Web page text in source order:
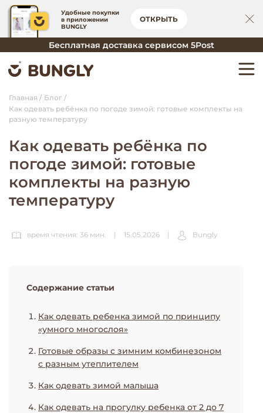
Удобные покупки
в приложении
BUNGLY
ОТКРЫТЬ
Бесплатная доставка сервисом 5Post
Главная
Блог
Как одевать ребёнка по погоде зимой: готовые комплекты на
разную температуру
Как одевать ребёнка по
погоде зимой: готовые
комплекты на разную
температуру
время чтения: 36 мин. | 15.05.2026 | Bungly
Содержание статьи
Как одевать ребенка зимой по принципу
«умного многослоя»
Готовые образы с зимним комбинезоном
с разным утеплителем
Как одевать зимой малыша
Как одевать на прогулку ребенка от 2 до 7